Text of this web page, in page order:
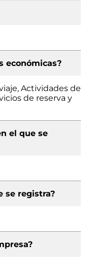
económicas?
Actividades de
de reserva y
el que se
se registra?